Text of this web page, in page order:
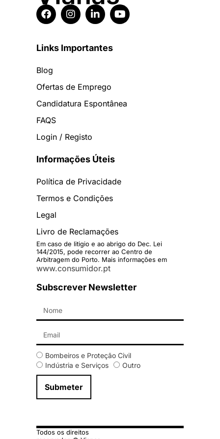
Links Importantes
Blog
Ofertas de Emprego
Candidatura Espontânea
FAQS
Login / Registo
Informações Úteis
Política de Privacidade
Termos e Condições
Legal
Livro de Reclamações
Em caso de litigio e ao abrigo do Dec. Lei
144/2015, pode recorrer ao Centro de
Arbitragem do Porto. Mais informações em
www.consumidor.pt
Subscrever Newsletter
Bombeiros e Proteção Civil
Indústria e Serviços
Outro
Submeter
Todos os direitos